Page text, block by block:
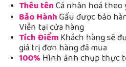
Thêu tênCá nhân hoá theo
Bảo HànhGấu được bảo
Viễn tại cửa hàng
Tích ĐiểmKhách hàng sẽ
giá trị đơn hàng đã mua
100% Hình ảnh chụp thực